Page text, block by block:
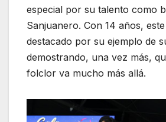
especial por su talento como
Sanjuanero. Con 14 años,
destacado por su ejemplo de
demostrando, una vez más,
folclor va mucho más allá.